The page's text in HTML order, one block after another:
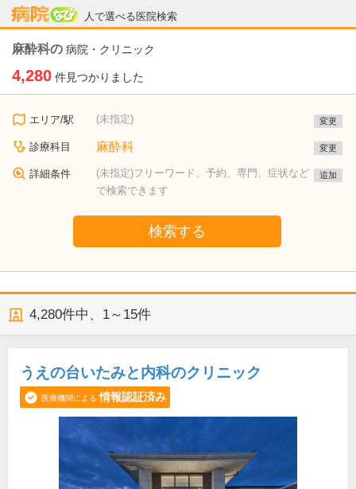
人で選べる医院検索
病院なび
麻酔科の 病院・クリニック
4,280 件見つかりました
エリア/駅 (未指定) 変更
診療科目 麻酔科 変更
詳細条件
(未指定)フリーワード、予約、専門、症状など
で検索できます
追加
検索する
4,280件中、 1～15件
うえの台いたみと内科のクリニック
医療機関による 情報認証済み